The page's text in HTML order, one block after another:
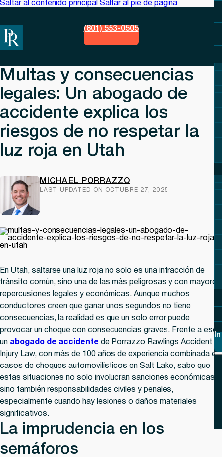
Saltar al contenido principal Saltar al pie de página
(801) 553-0505
In
Multas y consecuencias
legales: Un abogado de
accidente explica los
riesgos de no respetar la
luz roja en Utah
MICHAEL PORRAZZO
LAST UPDATED ON OCTUBRE 27, 2025
En Utah, saltarse una luz roja no solo es una infracción de
tránsito común, sino una de las más peligrosas y con mayores
repercusiones legales y económicas. Aunque muchos
conductores creen que ganar unos segundos no tiene
consecuencias, la realidad es que un solo error puede
provocar un choque con consecuencias graves. Frente a eso,
un abogado de accidente de Porrazzo Rawlings Accident &
Injury Law, con más de 100 años de experiencia combinada en
casos de choques automovilísticos en Salt Lake, sabe que
estas situaciones no solo involucran sanciones económicas,
sino también responsabilidades civiles y penales,
especialmente cuando hay lesiones o daños materiales
significativos.
La imprudencia en los
semáforos